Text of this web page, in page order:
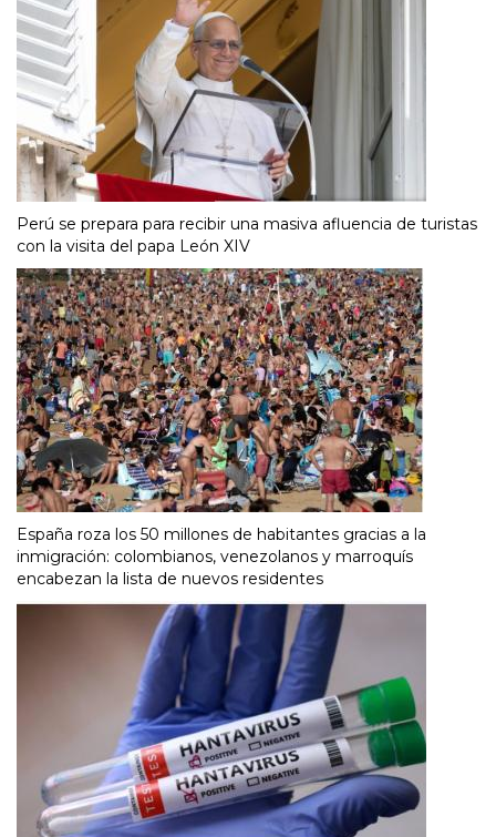
Perú se prepara para recibir una masiva afluencia de turistas
con la visita del papa León XIV
España roza los 50 millones de habitantes gracias a la
inmigración: colombianos, venezolanos y marroquís
encabezan la lista de nuevos residentes